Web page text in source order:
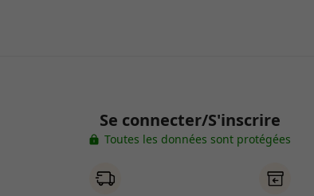
Se connecter/S'inscrire
Toutes les données sont protégées